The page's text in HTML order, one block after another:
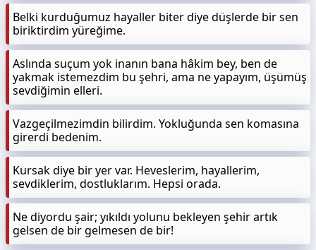
Belki kurduğumuz hayaller biter diye düşlerde bir sen
biriktirdim yüreğime.
Aslında suçum yok inanın bana hâkim bey, ben de
yakmak istemezdim bu şehri, ama ne yapayım, üşümüş
sevdiğimin elleri.
Vazgeçilmezimdin bilirdim. Yokluğunda sen komasına
girerdi bedenim.
Kursak diye bir yer var. Heveslerim, hayallerim,
sevdiklerim, dostluklarım. Hepsi orada.
Ne diyordu şair; yıkıldı yolunu bekleyen şehir artık
gelsen de bir gelmesen de bir!